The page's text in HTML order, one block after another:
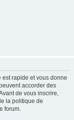
est rapide et vous donne
accorder des
de vous inscrire,
la politique de
forum.